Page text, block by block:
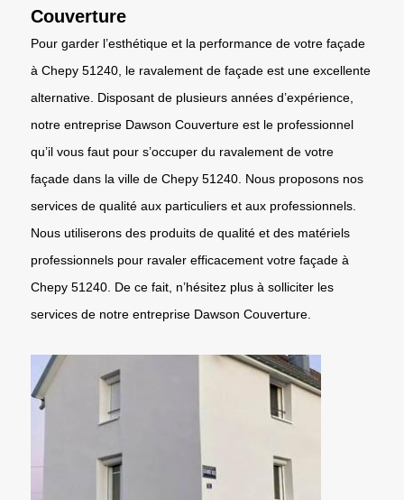
Couverture
Pour garder l’esthétique et la performance de votre façade
à Chepy 51240, le ravalement de façade est une excellente
alternative. Disposant de plusieurs années d’expérience,
notre entreprise Dawson Couverture est le professionnel
qu’il vous faut pour s’occuper du ravalement de votre
façade dans la ville de Chepy 51240. Nous proposons nos
services de qualité aux particuliers et aux professionnels.
Nous utiliserons des produits de qualité et des matériels
professionnels pour ravaler efficacement votre façade à
Chepy 51240. De ce fait, n’hésitez plus à solliciter les
services de notre entreprise Dawson Couverture.